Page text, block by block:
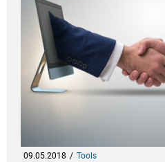
09.05.2018 Tools